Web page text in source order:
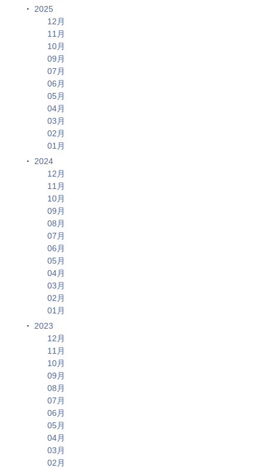
2025
12月
11月
10月
09月
07月
06月
05月
04月
03月
02月
01月
2024
12月
11月
10月
09月
08月
07月
06月
05月
04月
03月
02月
01月
2023
12月
11月
10月
09月
08月
07月
06月
05月
04月
03月
02月